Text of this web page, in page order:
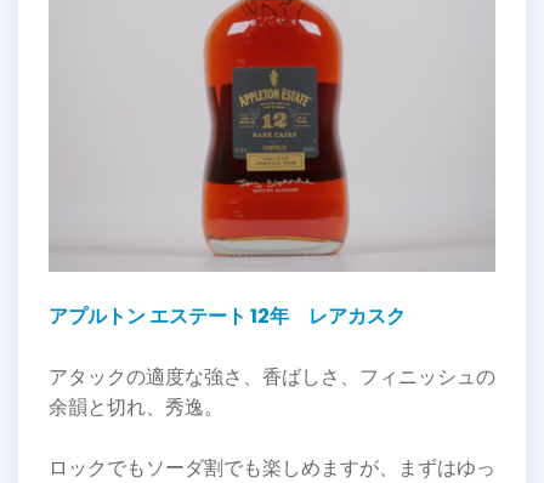
アプルトン エステート 12年 レアカスク
アタックの適度な強さ、香ばしさ、フィニッシュの
余韻と切れ、秀逸。
ロックでもソーダ割でも楽しめますが、まずはゆっ